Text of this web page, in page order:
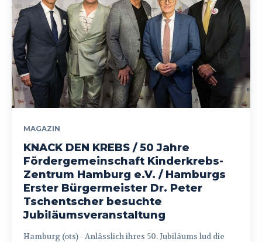
MAGAZIN
KNACK DEN KREBS / 50 Jahre
Fördergemeinschaft Kinderkrebs-
Zentrum Hamburg e.V. / Hamburgs
Erster Bürgermeister Dr. Peter
Tschentscher besuchte
Jubiläumsveranstaltung
Hamburg (ots) - Anlässlich ihres 50. Jubiläums lud die